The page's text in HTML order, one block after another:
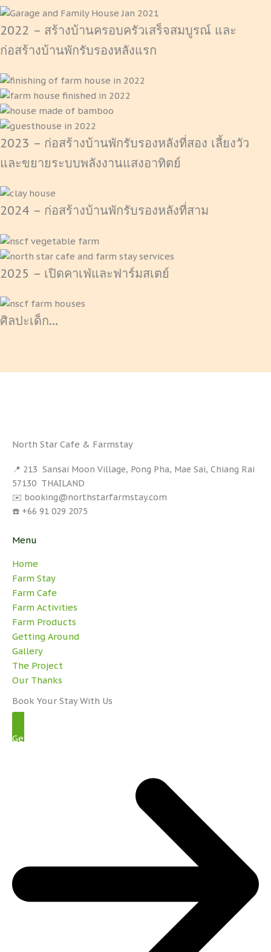
2022 – สร้างบ้านครอบครัวเสร็จสมบูรณ์ และ
ก่อสร้างบ้านพักรับรองหลังแรก
2023 – ก่อสร้างบ้านพักรับรองหลังที่สอง เลี้ยงวัว
และขยายระบบพลังงานแสงอาทิตย์
2024 – ก่อสร้างบ้านพักรับรองหลังที่สาม
2025 – เปิดคาเฟ่และฟาร์มสเตย์
ศิลปะเด็ก…
North Star Cafe & Farmstay
📍 213 Sansai Moon Village, Pong Pha, Mae Sai, Chiang Rai
57130 THAILAND
✉️ booking@northstarfarmstay.com
☎️ +66 91 029 2075
Menu
Home
Farm Stay
Farm Cafe
Farm Activities
Farm Products
Getting Around
Gallery
The Project
Our Thanks
Book Your Stay With Us
Get Started